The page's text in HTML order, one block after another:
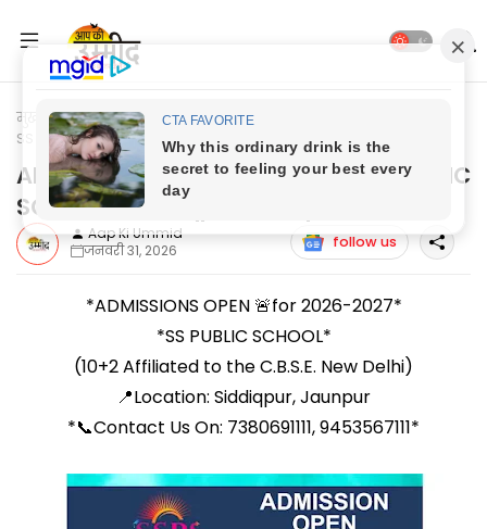
मुख्यपृष्ठ Jaunpur Headlines
ADMISSIONS OPEN 2026-2027:
SS PUBLIC SCHOOL | Siddiqpur, Jaunpur
ADMISSIONS OPEN 2026-2027: SS PUBLIC
SCHOOL | Siddiqpur, Jaunpur
Aap Ki Ummid
जनवरी 31, 2026
follow us
*ADMISSIONS OPEN 🚨for 2026-2027*
*SS PUBLIC SCHOOL*
(10+2 Affiliated to the C.B.S.E. New Delhi)
📍Location: Siddiqpur, Jaunpur
*📞Contact Us On: 7380691111, 9453567111*